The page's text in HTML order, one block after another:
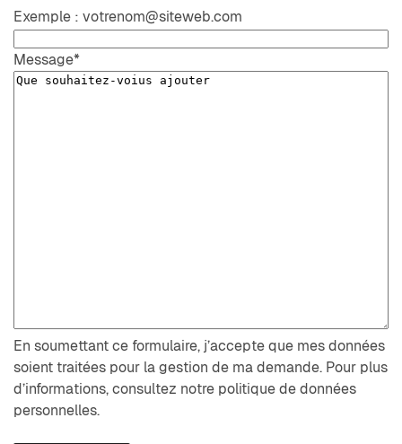
Exemple : votrenom@siteweb.com
Message*
En soumettant ce formulaire, j’accepte que mes données
soient traitées pour la gestion de ma demande. Pour plus
d’informations, consultez notre politique de données
personnelles.